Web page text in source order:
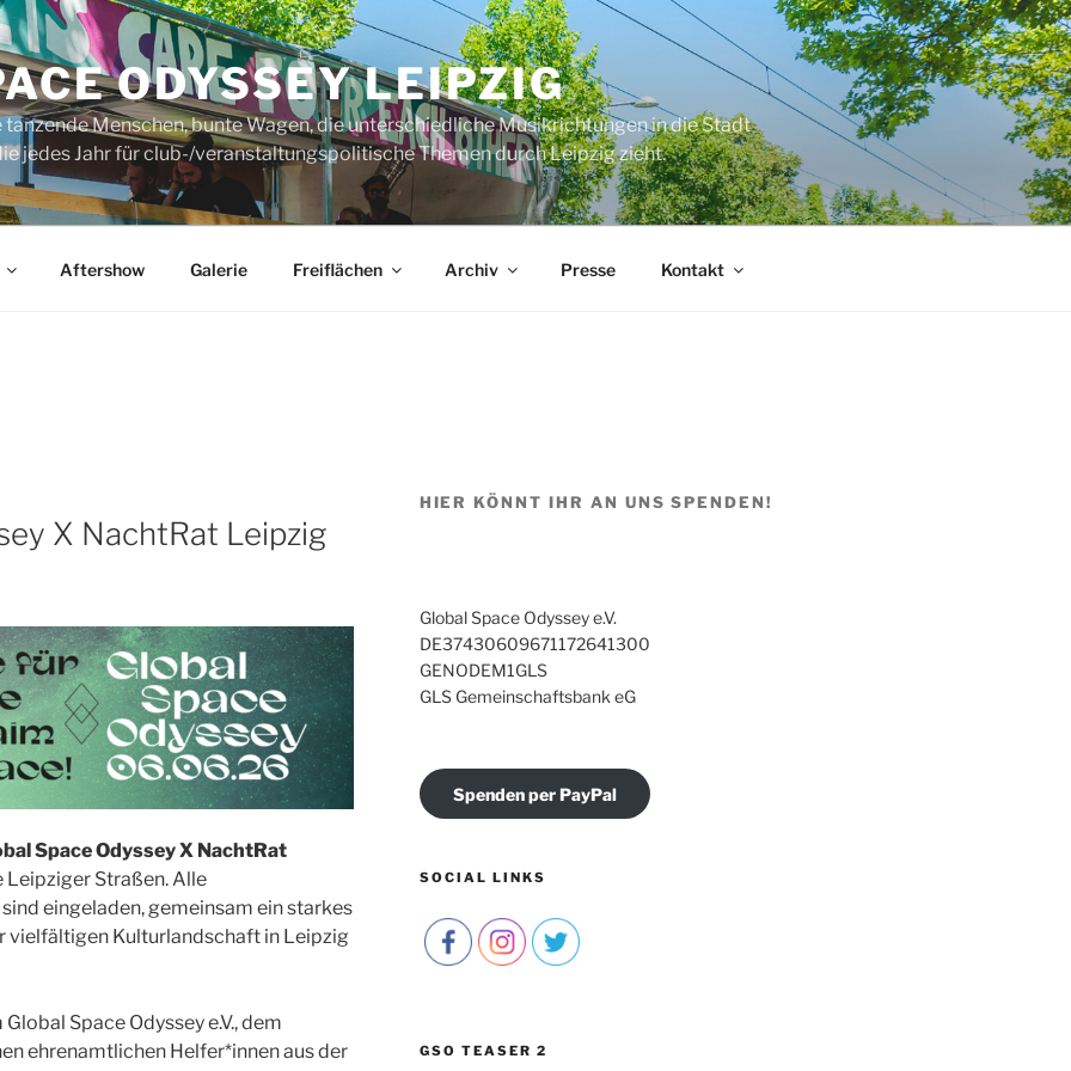
ODYSSEY LEIPZIG
Menschen, bunte Wagen, die unterschiedliche Musikrichtungen in die Stadt
jedes Jahr für club-/veranstaltungspolitische Themen durch Leipzig zieht.
Aftershow Galerie Freiflächen Archiv Presse Kontakt
X NachtRat Leipzig
Space Odyssey X NachtRat
Leipziger Straßen. Alle
eingeladen, gemeinsam ein starkes
vielfältigen Kulturlandschaft in Leipzig
Space Odyssey e.V., dem
ehrenamtlichen Helfer*innen aus der
HIER KÖNNT IHR AN UNS SPENDEN!
Global Space Odyssey e.V.
DE37430609671172641300
GENODEM1GLS
GLS Gemeinschaftsbank eG
Spenden per PayPal
SOCIAL LINKS
GSO TEASER 2